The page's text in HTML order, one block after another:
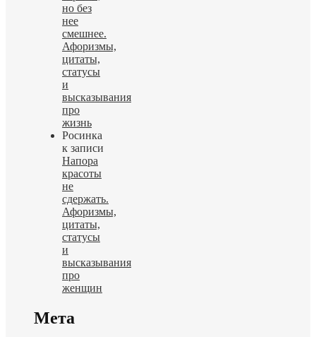
но без
нее
смешнее.
Афоризмы,
цитаты,
статусы
и
высказывания
про
жизнь
Росинка
к записи
Напора
красоты
не
сдержать.
Афоризмы,
цитаты,
статусы
и
высказывания
про
женщин
Мета